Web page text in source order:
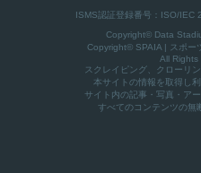
ISMS認証登録番号：ISO/IEC
Copyright© Data
Copyright© SPAIA | スポー
All Rights
スクレイピング、クローリ
本サイトの情報を取得し
サイト内の記事・写真・ア
すべてのコンテンツの無